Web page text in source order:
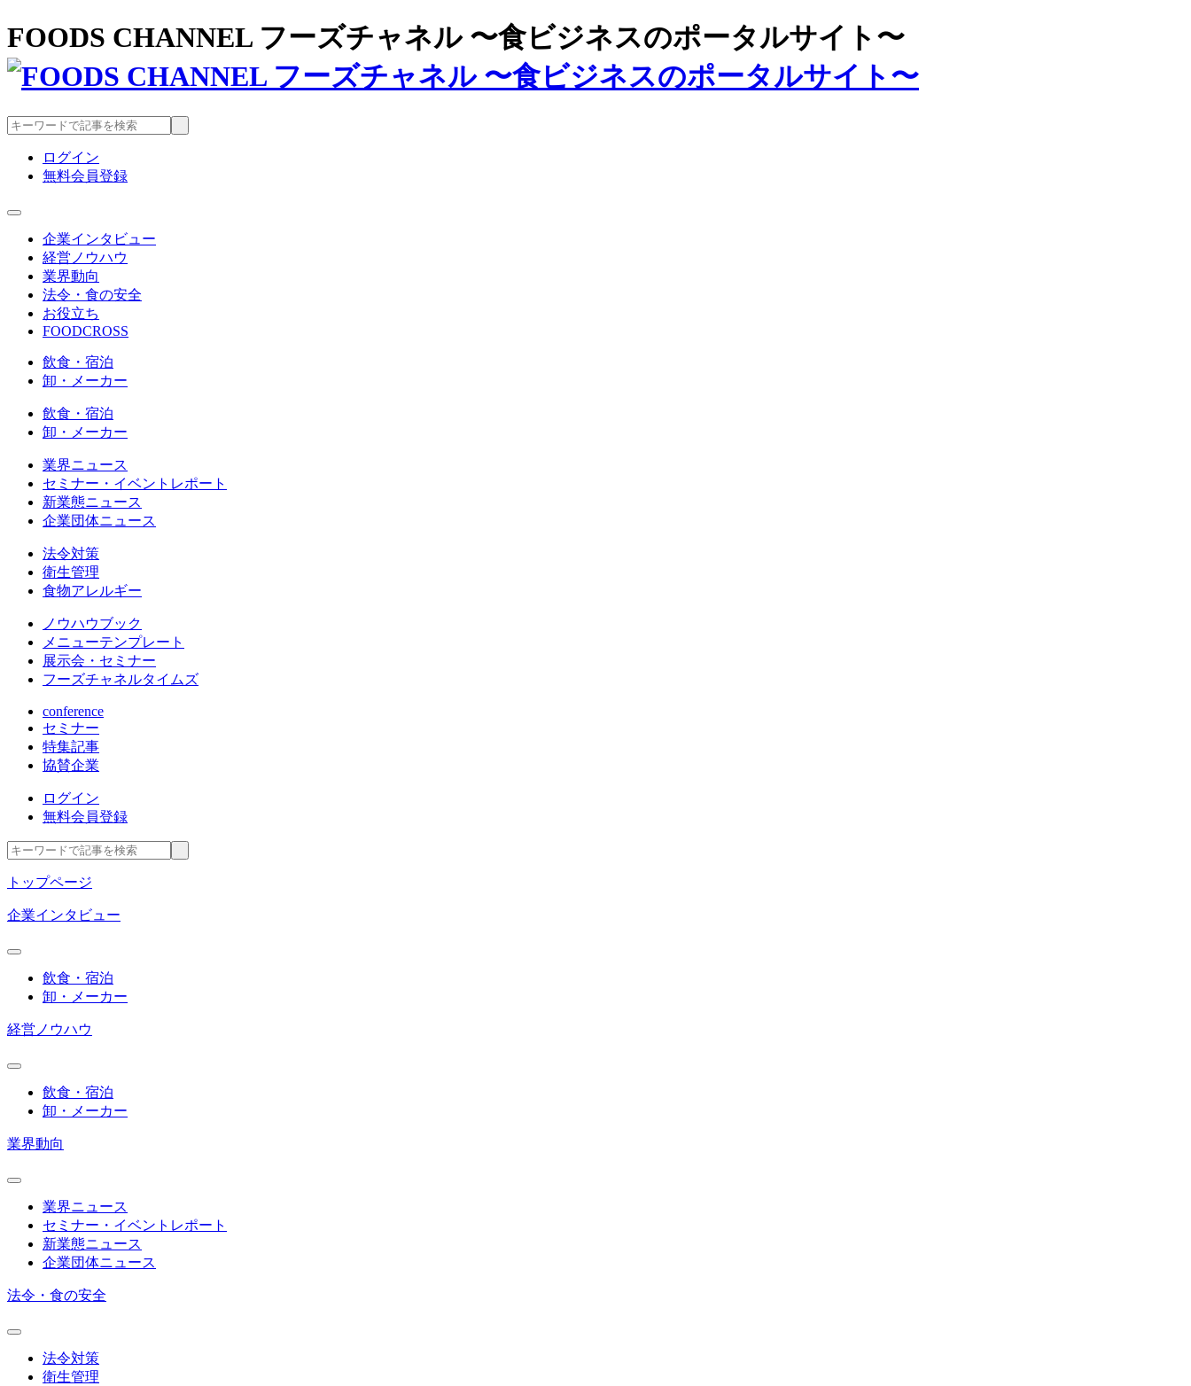
FOODS CHANNEL フーズチャネル 〜食ビジネスのポータルサイト〜
ログイン
無料会員登録
企業インタビュー
経営ノウハウ
業界動向
法令・食の安全
お役立ち
FOODCROSS
飲食・宿泊
卸・メーカー
飲食・宿泊
卸・メーカー
業界ニュース
セミナー・イベントレポート
新業態ニュース
企業団体ニュース
法令対策
衛生管理
食物アレルギー
ノウハウブック
メニューテンプレート
展示会・セミナー
フーズチャネルタイムズ
conference
セミナー
特集記事
協賛企業
ログイン
無料会員登録
トップページ
企業インタビュー
飲食・宿泊
卸・メーカー
経営ノウハウ
飲食・宿泊
卸・メーカー
業界動向
業界ニュース
セミナー・イベントレポート
新業態ニュース
企業団体ニュース
法令・食の安全
法令対策
衛生管理